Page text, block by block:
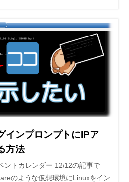
インプロンプトにIPア
方法
ントカレンダー 12/12の記事で
のような仮想環境にLinuxをイン